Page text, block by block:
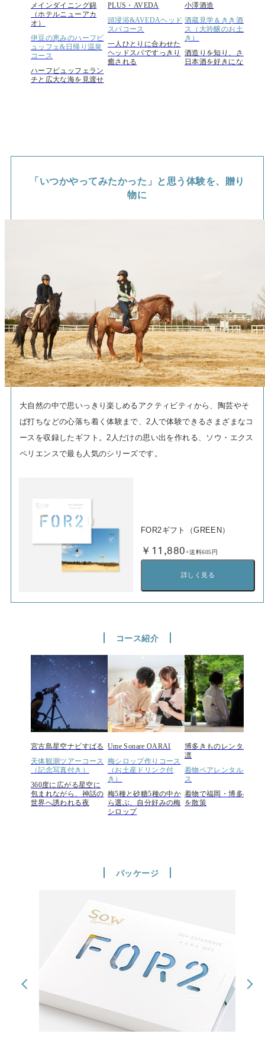
メインダイニング錦
（ホテルニューアカ
オ）
伊豆の恵みのハーフビ
ュッフェ&日帰り温泉
コース
ハーフビュッフェラン
チと広大な海を見渡せ
PLUS・AVEDA
頭浸浴&AVEDAヘッド
スパコース
一人ひとりに合わせた
ヘッドスパですっきり
癒される
小澤酒造
酒蔵見学＆きき酒コー
ス（大吟醸のお土産付
き）
酒造りを知り、さらに
日本酒を好きになる
「いつかやってみたかった」と思う体験を、贈り
物に
大自然の中で思いっきり楽しめるアクティビティから、陶芸やそ
ば打ちなどの心落ち着く体験まで、2人で体験できるさまざまなコ
ースを収録したギフト。2人だけの思い出を作れる、ソウ・エクス
ペリエンスで最も人気のシリーズです。
FOR2ギフト（GREEN）
￥11,880+送料605円
詳しく見る
コース紹介
宮古島星空ナビすばる
天体観測ツアーコース
（記念写真付き）
360度に広がる星空に
包まれながら、神話の
世界へ誘われる夜
Ume Sonare OARAI
梅シロップ作りコース
（お土産ドリンク付
き）
梅5種と砂糖5種の中か
ら選ぶ、自分好みの梅
シロップ
博多きものレンタル和
凛
着物ペアレンタルコー
ス
着物で福岡・博多の街
を散策
パッケージ